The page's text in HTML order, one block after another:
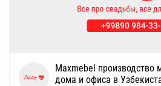
Maxmebel производство
дома и офиса в